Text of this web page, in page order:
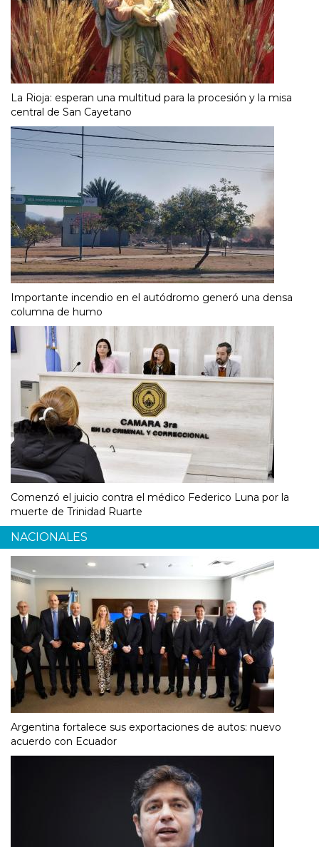
La Rioja: esperan una multitud para la procesión y la misa
central de San Cayetano
Importante incendio en el autódromo generó una densa
columna de humo
Comenzó el juicio contra el médico Federico Luna por la
muerte de Trinidad Ruarte
NACIONALES
Argentina fortalece sus exportaciones de autos: nuevo
acuerdo con Ecuador